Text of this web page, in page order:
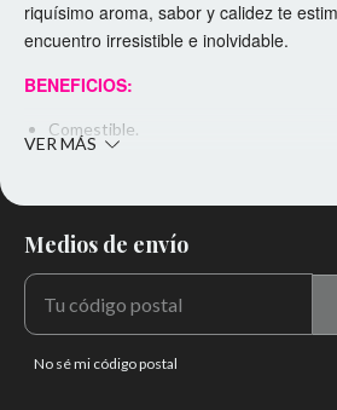
riquísimo aroma, sabor y calidez te
encuentro irresistible e inolvidable.
BENEFICIOS:
Comestible.
Hipoalergénico.
Lubricante íntimo.
No mancha, no deja residuos.
VER MÁS
ENTREGAS PARA EL CP:
Medios de envío
No sé mi código postal